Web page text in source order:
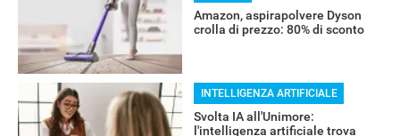
Amazon, aspirapolvere Dyson
crolla di prezzo: 80% di sconto
INTELLIGENZA ARTIFICIALE
Svolta IA all'Unimore:
l'intelligenza artificiale trova